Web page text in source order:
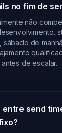
no fim de
não
sábado de
de escalar.
send